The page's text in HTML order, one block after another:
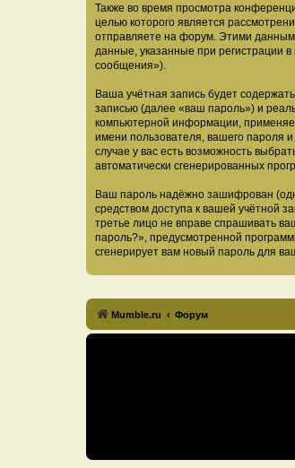
Также во время просмотра
целью которого является
отправляете на форум. Этими
данные, указанные при регистрации
сообщения»).
Ваша учётная запись будет
записью (далее «ваш пароль») и
компьютерной информации,
имени пользователя, вашего пароля
случае у вас есть возможность
автоматически сгенерированных
Ваш пароль надёжно зашифрован
средством доступа к вашей учётной
третье лицо не вправе спрашивать
пароль?», предусмотренной
сгенерирует вам новый пароль для
Mumble.ru Форум